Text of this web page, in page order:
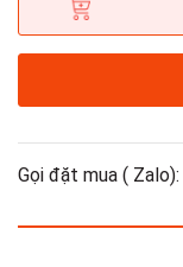
Gọi đặt mua ( Zalo):